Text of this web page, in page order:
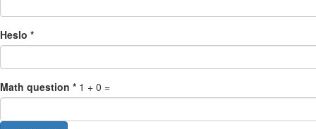
Heslo *
Math question * 1 + 0 =